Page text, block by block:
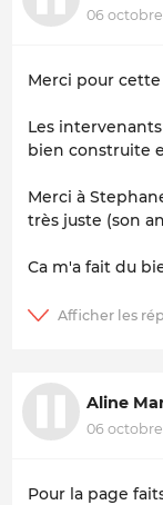
06 octobre
Merci pour
Les
bien construite
Merci à
très juste (son
Ca m'a fait du
Aline
06 octobre
Pour la page